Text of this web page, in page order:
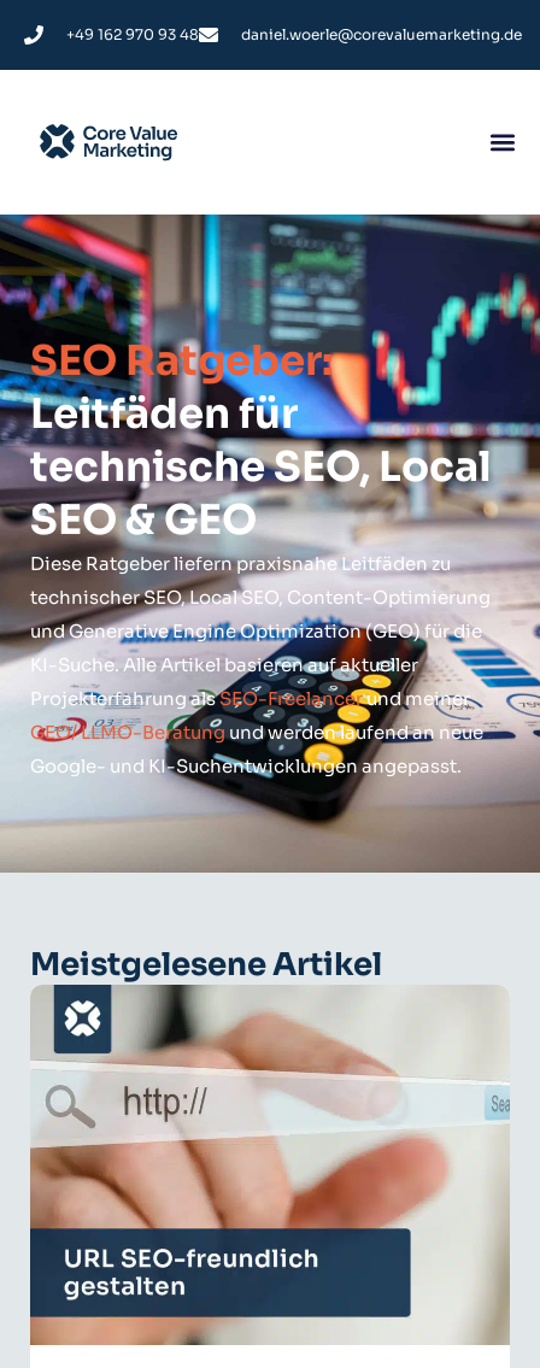
+49 162 970 93 48 daniel.woerle@corevaluemarketing.de
SEO Ratgeber:
Leitfäden für
technische SEO, Local
SEO & GEO
Diese Ratgeber liefern praxisnahe Leitfäden zu
technischer SEO, Local SEO, Content-Optimierung
und Generative Engine Optimization (GEO) für die
KI-Suche. Alle Artikel basieren auf aktueller
Projekterfahrung alsSEO-Freelancerund meiner
GEO/ LLMO-Beratungund werden laufend an neue
Google- und KI-Suchentwicklungen angepasst.
Meistgelesene Artikel